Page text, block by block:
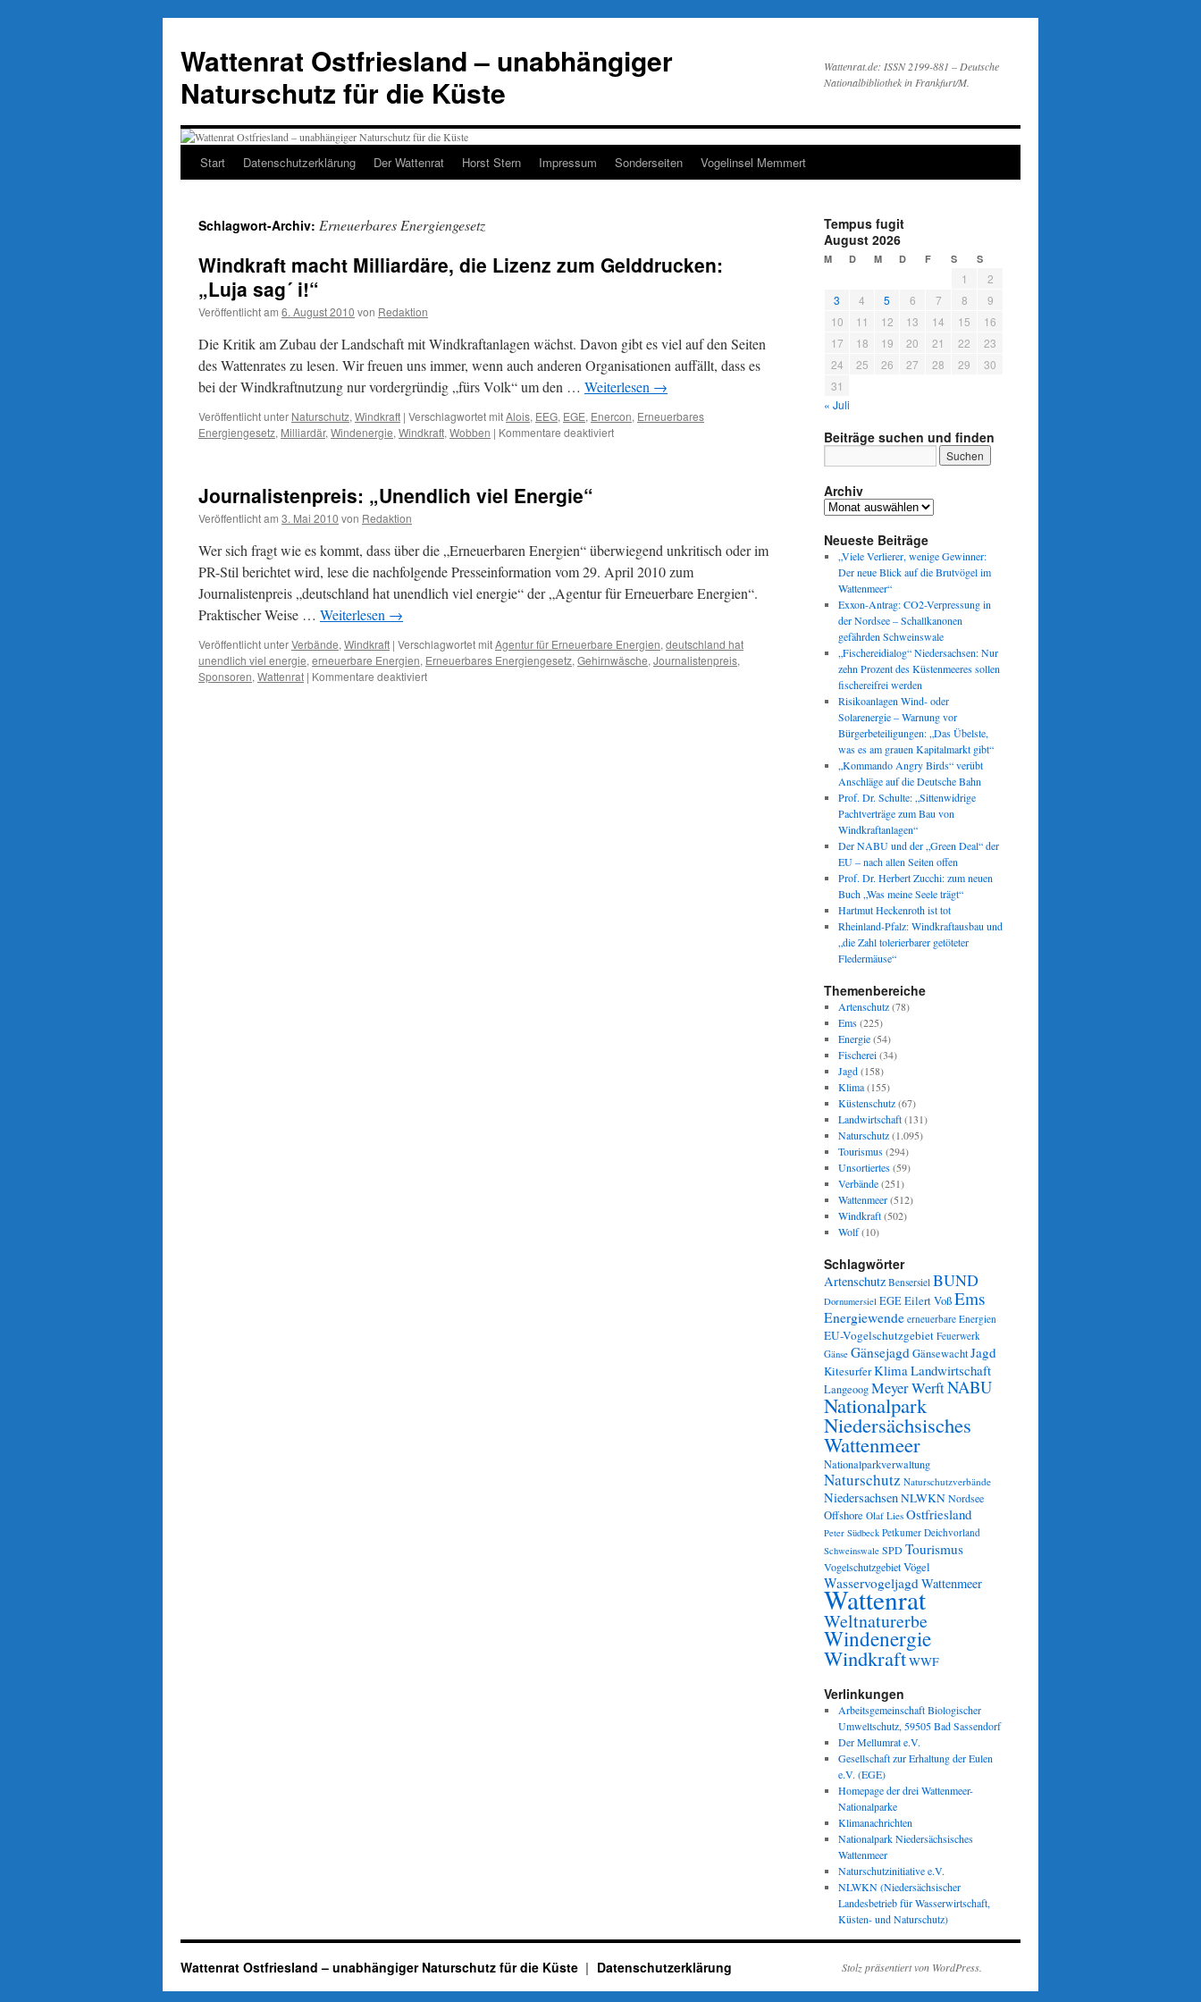
springen
Wattenrat Ostfriesland – unabhängiger
Naturschutz für die Küste
Wattenrat.de: ISSN 2199-881 – Deutsche
Nationalbibliothek in Frankfurt/M.
Start Datenschutzerklärung Der Wattenrat Horst Stern Impressum Sonderseiten Vogelinsel Memmert
Schlagwort-Archiv: Erneuerbares Energiengesetz
Windkraft macht Milliardäre, die Lizenz zum Gelddrucken:
„Luja sag´ i!“
Veröffentlicht am 6. August 2010 von Redaktion
Die Kritik am Zubau der Landschaft mit Windkraftanlagen wächst. Davon gibt es viel auf den Seiten
des Wattenrates zu lesen. Wir freuen uns immer, wenn auch anderen Organisationen auffällt, dass es
bei der Windkraftnutzung nur vordergründig „fürs Volk“ um den … Weiterlesen →
Veröffentlicht unter Naturschutz, Windkraft | Verschlagwortet mitAlois, EEG, EGE, Enercon, Erneuerbares
Energiengesetz, Milliardär, Windenergie, Windkraft, Wobben | Kommentare deaktiviertfür
Gelddrucken:
„Luja
sag
´
Journalistenpreis: „Unendlich viel Energie“
Veröffentlicht am 3. Mai 2010 von Redaktion
Wer sich fragt wie es kommt, dass über die „Erneuerbaren Energien“ überwiegend unkritisch oder im
PR-Stil berichtet wird, lese die nachfolgende Presseinformation vom 29. April 2010 zum
Journalistenpreis „deutschland hat unendlich viel energie“ der „Agentur für Erneuerbare Energien“.
Praktischer Weise … Weiterlesen →
Veröffentlicht unterVerbände, Windkraft | Verschlagwortet mitAgentur für Erneuerbare Energien, deutschland hat
unendlich viel energie, erneuerbare Energien, Erneuerbares Energiengesetz, Gehirnwäsche, Journalistenpreis,
Sponsoren, Wattenrat | Kommentare deaktiviertfür
Tempus fugit
August 2026
M D M D F S S
1
2
3
4 5 6 7 8
9
10
11 12 13 14 15
16
17
18 19 20 21 22
23
24
25 26 27 28 29
30
31
« Juli
Beiträge suchen und finden
Archiv
Archiv
Neueste Beiträge
„Viele Verlierer, wenige Gewinner:
Der neue Blick auf die Brutvögel im
Wattenmeer“
Exxon-Antrag: CO2-Verpressung in
der Nordsee – Schallkanonen
gefährden Schweinswale
„Fischereidialog“ Niedersachsen: Nur
zehn Prozent des Küstenmeeres sollen
fischereifrei werden
Risikoanlagen Wind- oder
Solarenergie – Warnung vor
Bürgerbeteiligungen: „Das Übelste,
was es am grauen Kapitalmarkt gibt“
„Kommando Angry Birds“ verübt
Anschläge auf die Deutsche Bahn
Prof. Dr. Schulte: „Sittenwidrige
Pachtverträge zum Bau von
Windkraftanlagen“
Der NABU und der „Green Deal“ der
EU – nach allen Seiten offen
Prof. Dr. Herbert Zucchi: zum neuen
Buch „Was meine Seele trägt“
Hartmut Heckenroth ist tot
Rheinland-Pfalz: Windkraftausbau und
„die Zahl tolerierbarer getöteter
Fledermäuse“
Themenbereiche
Artenschutz(78)
Ems(225)
Energie(54)
Fischerei(34)
Jagd(158)
Klima(155)
Küstenschutz(67)
Landwirtschaft(131)
Naturschutz(1.095)
Tourismus(294)
Unsortiertes(59)
Verbände(251)
Wattenmeer(512)
Windkraft(502)
Wolf(10)
Schlagwörter
Artenschutz Bensersiel BUND
Dornumersiel EGEEilert VoßEms
Energiewende erneuerbare Energien
EU-Vogelschutzgebiet Feuerwerk
Gänse GänsejagdGänsewachtJagd
KitesurferKlimaLandwirtschaft
LangeoogMeyer WerftNABU
Nationalpark
Niedersächsisches
Wattenmeer
Nationalparkverwaltung
Naturschutz Naturschutzverbände
NiedersachsenNLWKNNordsee
Offshore Olaf Lies Ostfriesland
Peter Südbeck Petkumer Deichvorland
Schweinswale SPDTourismus
VogelschutzgebietVögel
WasservogeljagdWattenmeer
Wattenrat
Weltnaturerbe
Windenergie
WindkraftWWF
Verlinkungen
Arbeitsgemeinschaft Biologischer
Umweltschutz, 59505 Bad Sassendorf
Der Mellumrat e.V.
Gesellschaft zur Erhaltung der Eulen
e.V. (EGE)
Homepage der drei Wattenmeer-
Nationalparke
Klimanachrichten
Nationalpark Niedersächsisches
Wattenmeer
Naturschutzinitiative e.V.
NLWKN (Niedersächsischer
Landesbetrieb für Wasserwirtschaft,
Küsten- und Naturschutz)
Wattenrat Ostfriesland – unabhängiger Naturschutz für die Küste Datenschutzerklärung Stolz präsentiert von WordPress.